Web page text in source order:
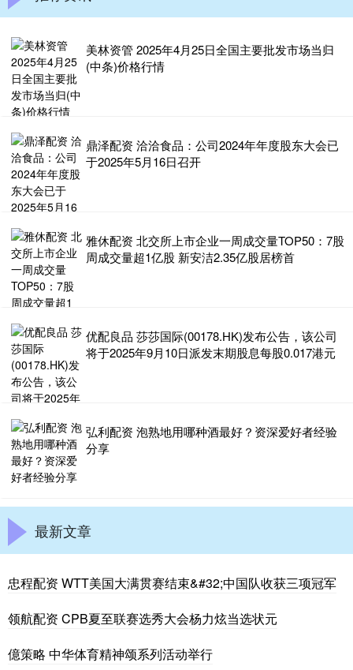
美林资管 2025年4月25日全国主要批发市场当归
(中条)价格行情
鼎泽配资 洽洽食品：公司2024年年度股东大会已
于2025年5月16日召开
雅休配资 北交所上市企业一周成交量TOP50：7股
周成交量超1亿股 新安洁2.35亿股居榜首
优配良品 莎莎国际(00178.HK)发布公告，该公司
将于2025年9月10日派发末期股息每股0.017港元
弘利配资 泡熟地用哪种酒最好？资深爱好者经验
分享
最新文章
忠程配资 WTT美国大满贯赛结束&#32;中国队收获三项冠军
领航配资 CPB夏至联赛选秀大会杨力炫当选状元
億策略 中华体育精神颂系列活动举行